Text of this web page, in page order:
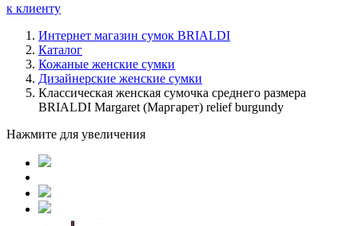
к клиенту
Интернет магазин сумок BRIALDI
Каталог
Кожаные женские сумки
Дизайнерские женские сумки
Классическая женская сумочка среднего размера
BRIALDI Margaret (Маргарет) relief burgundy
Нажмите для увеличения